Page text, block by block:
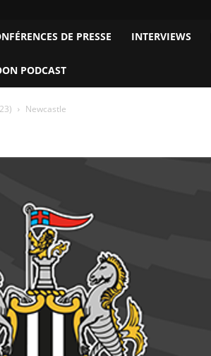
DE PRESSE INTERVIEWS
PODCAST
Newcastle